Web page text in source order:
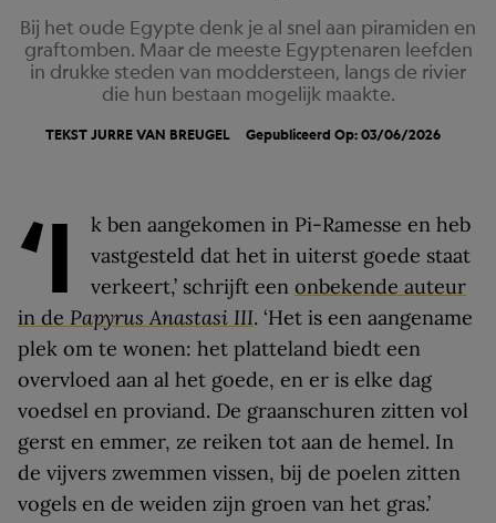
Bij het oude Egypte denk je al snel aan piramiden en
graftomben. Maar de meeste Egyptenaren leefden
in drukke steden van moddersteen, langs de rivier
die hun bestaan mogelijk maakte.
TEKSTJURRE VAN BREUGEL Gepubliceerd Op: 03/06/2026
‘I
k ben aangekomen in Pi-Ramesse en heb
vastgesteld dat het in uiterst goede staat
verkeert,’ schrijft een onbekende auteur
in de Papyrus Anastasi III. ‘Het is een aangename
plek om te wonen: het platteland biedt een
overvloed aan al het goede, en er is elke dag
voedsel en proviand. De graanschuren zitten vol
gerst en emmer, ze reiken tot aan de hemel. In
de vijvers zwemmen vissen, bij de poelen zitten
vogels en de weiden zijn groen van het gras.’